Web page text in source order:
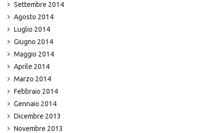
Settembre 2014
Agosto 2014
Luglio 2014
Giugno 2014
Maggio 2014
Aprile 2014
Marzo 2014
Febbraio 2014
Gennaio 2014
Dicembre 2013
Novembre 2013